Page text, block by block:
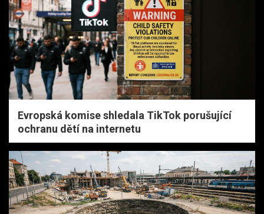
Evropská komise shledala TikTok porušující
ochranu dětí na internetu